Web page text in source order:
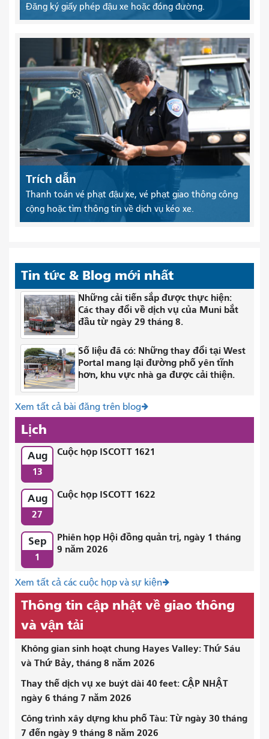
Đăng ký giấy phép đậu xe hoặc đóng đường.
Trích dẫn
Thanh toán vé phạt đậu xe, vé phạt giao thông công
cộng hoặc tìm thông tin về dịch vụ kéo xe.
Tin tức & Blog mới nhất
Những cải tiến sắp được thực hiện:
Các thay đổi về dịch vụ của Muni bắt
đầu từ ngày 29 tháng 8.
Số liệu đã có: Những thay đổi tại West
Portal mang lại đường phố yên tĩnh
hơn, khu vực nhà ga được cải thiện.
Xem tất cả bài đăng trên blog
Lịch
Aug
13
Cuộc họp ISCOTT 1621
Aug
27
Cuộc họp ISCOTT 1622
Sep
1
Phiên họp Hội đồng quản trị, ngày 1 tháng
9 năm 2026
Xem tất cả các cuộc họp và sự kiện
Thông tin cập nhật về giao thông
và vận tải
Không gian sinh hoạt chung Hayes Valley: Thứ Sáu
và Thứ Bảy, tháng 8 năm 2026
Thay thế dịch vụ xe buýt dài 40 feet: CẬP NHẬT
ngày 6 tháng 7 năm 2026
Công trình xây dựng khu phố Tàu: Từ ngày 30 tháng
7 đến ngày 9 tháng 8 năm 2026